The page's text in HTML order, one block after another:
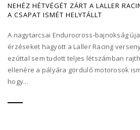
NEHÉZ HÉTVÉGÉT ZÁRT A LALLER
A CSAPAT ISMÉT HELYTÁLLT
A nagytarcsai Endurocross-bajnokság
érzéseket hagyott a Laller Racing
ezúttal sem tudott teljes létszámban
ellenére a pályára gördülő motorosok
hogy...